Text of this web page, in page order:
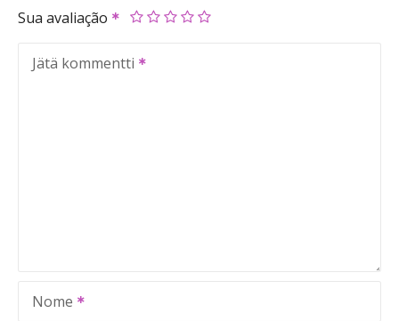
Sua avaliação
Jätä kommentti
Nome